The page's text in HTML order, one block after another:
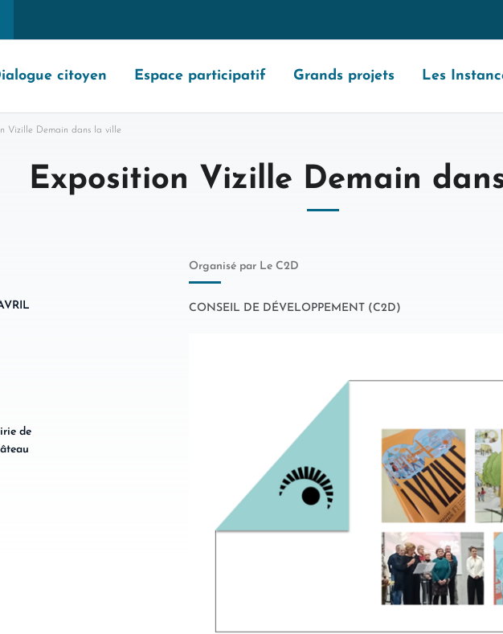
citoyen Espace participatif Grands projets Les
Vizille Demain dans la ville
Exposition Vizille Demain
de
Organisé par Le C2D
CONSEIL DE DÉVELOPPEMENT (C2D)